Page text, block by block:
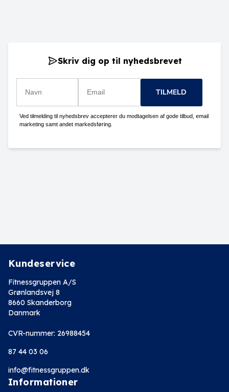
Skriv dig op til nyhedsbrevet
TILMELD
Ved tilmelding til nyhedsbrev accepterer du modtagelsen af gode tilbud, email
marketing samt andet markedsføring.
Kundeservice
Fitnessgruppen A/S
Grønlandsvej 8
8660 Skanderborg
Danmark
CVR-nummer: 26988454
87 44 03 06
info@fitnessgruppen.dk
Informationer